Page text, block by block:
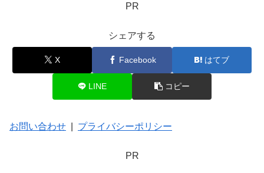
PR
シェアする
X Facebook はてブ
LINE コピー
お問い合わせ プライバシーポリシー
PR